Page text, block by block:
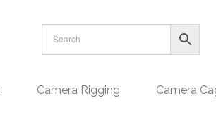
Camera Rigging Camera